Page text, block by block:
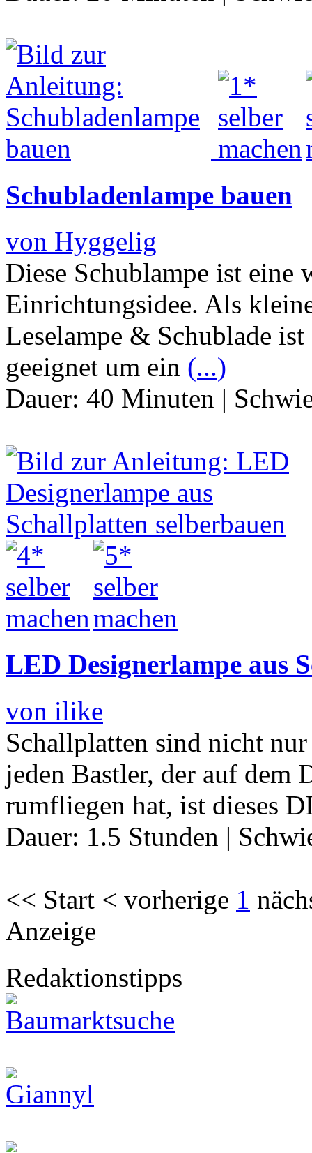
Schubladenlampe bauen
von Hyggelig
Diese Schublampe ist
Einrichtungsidee. Als
Leselampe & Schublade
geeignet um ein (...)
Dauer: 40 Minuten |
LED Designerlampe aus
von ilike
Schallplatten sind nicht
jeden Bastler, der auf dem
rumfliegen hat, ist dieses
Dauer: 1.5 Stunden |
<< Start < vorherige 1
Anzeige
Redaktionstipps